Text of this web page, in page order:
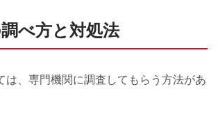
べ方と対処法
は、専門機関に調査してもらう方法があ